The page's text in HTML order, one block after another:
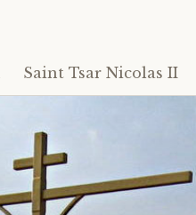
Saint Tsar Nicolas II